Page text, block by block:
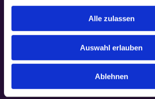
Alle zulassen
Auswahl erlauben
Ablehnen